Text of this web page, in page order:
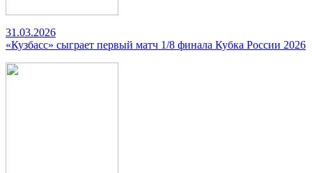
31.03.2026
«Кузбасс» сыграет первый матч 1/8 финала Кубка России 2026